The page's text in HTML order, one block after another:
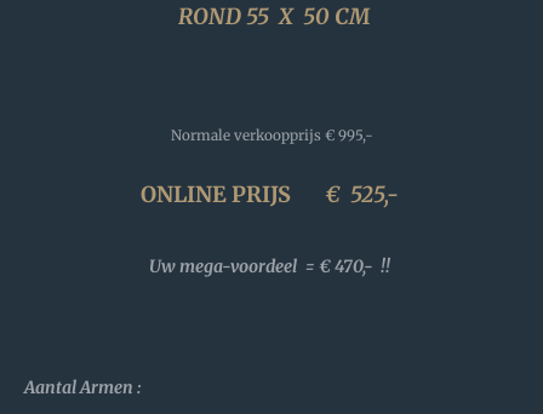
ROND 55 X 50 CM
Normale verkoopprijs € 995,-
ONLINE PRIJS € 525,-
Uw mega-voordeel = € 470,- !!
Aantal Armen :